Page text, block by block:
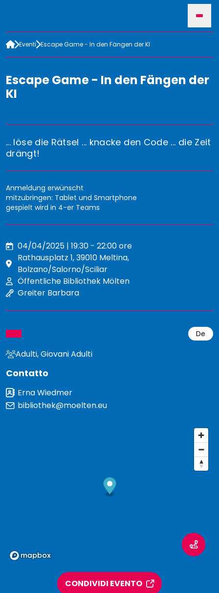
HOME
EVENTI
PER ORGANIZZATORI
Eventi Escape Game - In den Fängen der KI
Escape Game - In den Fängen der
KI
... löse die Rätsel ... knacke den Code ... die Zeit
drängt!
Anmeldung erwünscht
mitzubringen: Tablet und Smartphone
gespielt wird in 4-er Teams
04/04/2025 | 19:30 - 22:00 ore
Rathausplatz 1, 39010 Meltina,
Bolzano/Salorno/Sciliar
Öffentliche Bibliothek Mölten
Greiter Barbara
De
Adulti, Giovani Adulti
Contatto
Erna Wiedmer
bibliothek@moelten.eu
CONDIVIDI EVENTO